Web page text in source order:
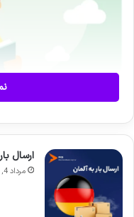
ارسال
مرداد 4, 1405